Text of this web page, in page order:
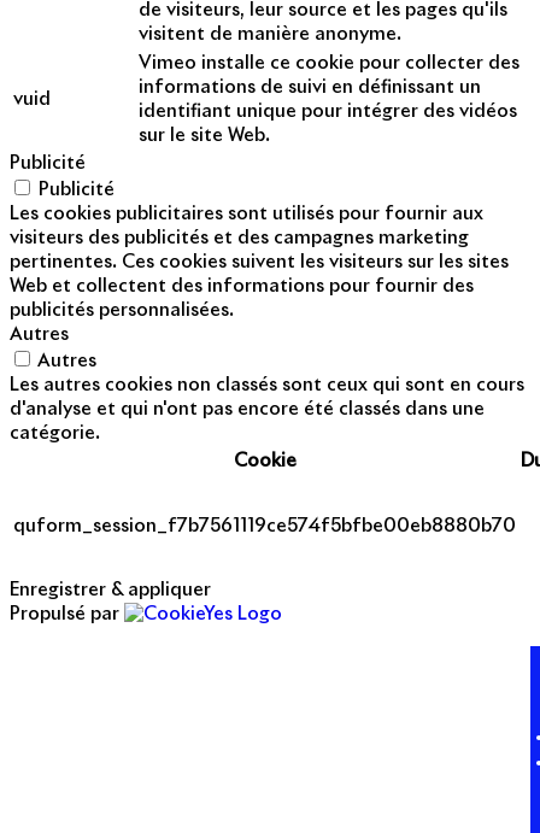
de visiteurs, leur source et les pages qu'ils
visitent de manière anonyme.
vuid
Vimeo installe ce cookie pour collecter des
informations de suivi en définissant un
identifiant unique pour intégrer des vidéos
sur le site Web.
Publicité
Publicité
Les cookies publicitaires sont utilisés pour fournir aux
visiteurs des publicités et des campagnes marketing
pertinentes. Ces cookies suivent les visiteurs sur les sites
Web et collectent des informations pour fournir des
publicités personnalisées.
Autres
Autres
Les autres cookies non classés sont ceux qui sont en cours
d'analyse et qui n'ont pas encore été classés dans une
catégorie.
Cookie
quform_session_f7b7561119ce574f5bfbe00eb8880b70
Enregistrer & appliquer
Propulsé par